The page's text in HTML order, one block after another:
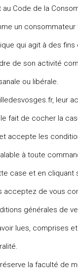
Code de la
un consommateur
qui agit à des fins
de son activité
ou libérale.
leur
fait de cocher la
accepte les
à toute
case et en cliquant
acceptez de vous
générales de
lues, comprises
la faculté de